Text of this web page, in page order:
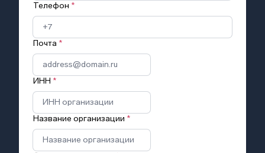
Телефон *
Почта *
ИНН *
Название организации *